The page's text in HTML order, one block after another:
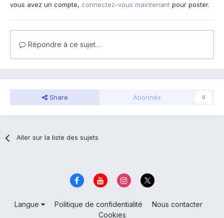
vous avez un compte, connectez-vous maintenant pour poster.
Répondre à ce sujet…
Share Abonnés 0
Aller sur la liste des sujets
Langue Politique de confidentialité
Nous contacter
Cookies